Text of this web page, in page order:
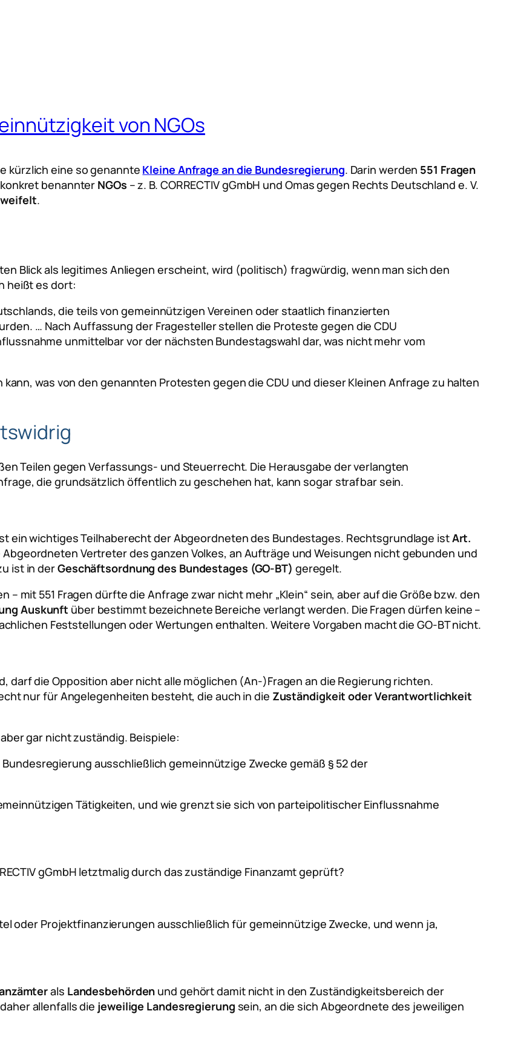
von NGOs
kürzlich eine so genannte Kleine Anfrage an die Bundesregierung. Darin werden 551 Fragen
konkret benannter NGOs – z. B. CORRECTIV gGmbH und Omas gegen Rechts Deutschland e. V.
.
Blick als legitimes Anliegen erscheint, wird (politisch) fragwürdig, wenn man sich den
heißt es dort:
die teils von gemeinnützigen Vereinen oder staatlich finanzierten
… Nach Auffassung der Fragesteller stellen die Proteste gegen die CDU
unmittelbar vor der nächsten Bundestagswahl dar, was nicht mehr vom
was von den genannten Protesten gegen die CDU und dieser Kleinen Anfrage zu halten
Teilen gegen Verfassungs- und Steuerrecht. Die Herausgabe der verlangten
die grundsätzlich öffentlich zu geschehen hat, kann sogar strafbar sein.
ein wichtiges Teilhaberecht der Abgeordneten des Bundestages. Rechtsgrundlage istArt.
Abgeordneten Vertreter des ganzen Volkes, an Aufträge und Weisungen nicht gebunden und
ist in derGeschäftsordnung des Bundestages (GO-BT) geregelt.
– mit 551 Fragen dürfte die Anfrage zwar nicht mehr „Klein“ sein, aber auf die Größe bzw. den
Auskunft über bestimmt bezeichnete Bereiche verlangt werden. Die Fragen dürfen keine –
Feststellungen oder Wertungen enthalten. Weitere Vorgaben macht die GO-BT nicht.
darf die Opposition aber nicht alle möglichen (An-)Fragen an die Regierung richten.
nur für Angelegenheiten besteht, die auch in die Zuständigkeit oder Verantwortlichkeit
gar nicht zuständig. Beispiele:
Bundesregierung ausschließlich gemeinnützige Zwecke gemäß § 52 der
Tätigkeiten, und wie grenzt sie sich von parteipolitischer Einflussnahme
gGmbH letztmalig durch das zuständige Finanzamt geprüft?
oder Projektfinanzierungen ausschließlich für gemeinnützige Zwecke, und wenn ja,
als Landesbehörden und gehört damit nicht in den Zuständigkeitsbereich der
allenfalls die jeweilige Landesregierung sein, an die sich Abgeordnete des jeweiligen